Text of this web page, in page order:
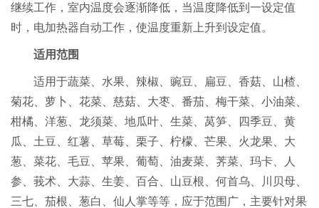
继续工作，室内温度会逐渐降低，当温度降低到一设定值
时，电加热器自动工作，使温度重新上升到设定值。
适用范围
适用于蔬菜、水果、辣椒、豌豆、扁豆、香菇、山楂、
菊花、萝卜、花菜、慈菇、大枣、番茄、梅干菜、小油菜、
柑橘、洋葱、龙须菜、地瓜叶、生菜、莴笋、四季豆、黄
瓜、土豆、红薯、草莓、栗子、柠檬、芒果、火龙果、大
葱、菜花、毛豆、苹果、葡萄、油麦菜、荠菜、玛卡、人
参、莪术、大蒜、生姜、百合、山豆根、何首乌、川贝母、
三七、茄根、葱白、仙人掌等等，应于范围广，主要针对果